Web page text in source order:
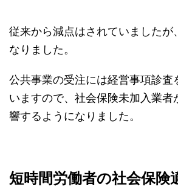
従来から減点はされていましたが
なりました。
公共事業の受注には経営事項診査
いますので、社会保険未加入業者
響するようになりました。
短時間労働者の社会保険